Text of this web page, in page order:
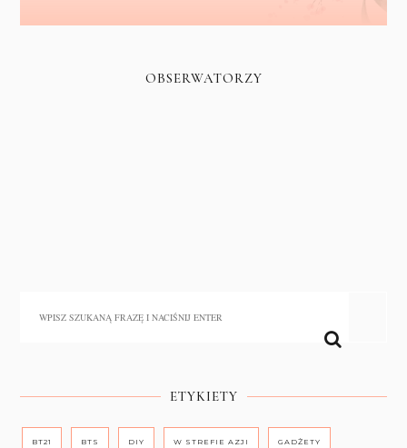
OBSERWATORZY
ETYKIETY
BT21 BTS DIY W STREFIE AZJI GADŻETY